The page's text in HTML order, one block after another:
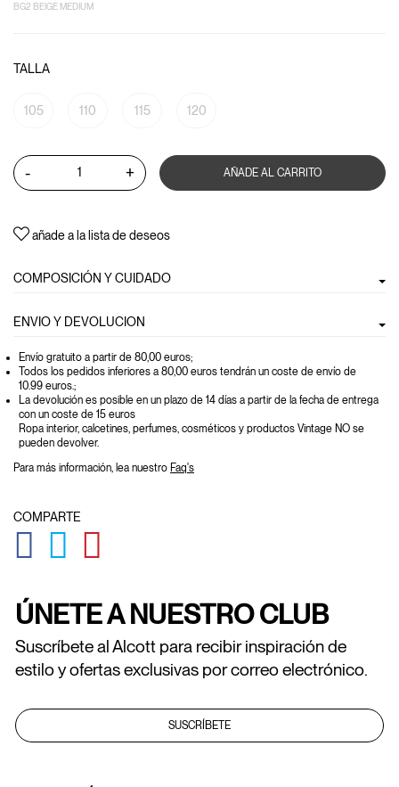
BG2 BEIGE MEDIUM
TALLA
105 110 115 120
- + AÑADE AL CARRITO
añade a la lista de deseos
COMPOSICIÓN Y CUIDADO
ENVIO Y DEVOLUCION
Envío gratuito a partir de 80,00 euros;
Todos los pedidos inferiores a 80,00 euros tendrán un coste de envío de
10.99 euros.;
La devolución es posible en un plazo de 14 días a partir de la fecha de entrega
con un coste de 15 euros
Ropa interior, calcetines, perfumes, cosméticos y productos Vintage NO se
pueden devolver.
Para más información, lea nuestro Faq's
COMPARTE
GLOBAL.SOCIALSHARE.FACEBOOK
GLOBAL.SOCIALSHARE.TWITTER
ÚNETE A NUESTRO CLUB
Suscríbete al Alcott para recibir inspiración de
estilo y ofertas exclusivas por correo electrónico.
SUSCRÍBETE